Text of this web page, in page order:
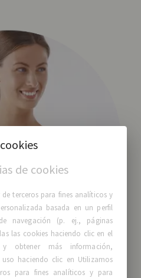
de cookies
terceros para fines analíticos y
basada en un perfil
navegación (p. ej., páginas
las cookies haciendo clic en el
obtener más información,
haciendo clic en Utilizamos
para fines analíticos y para